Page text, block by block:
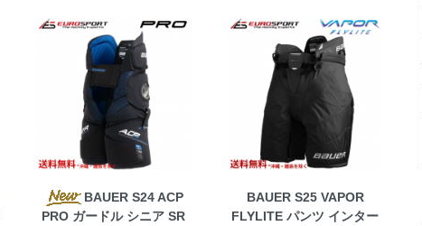
BAUER S24 ACP
PRO ガードル シニア SR
BAUER S25 VAPOR
FLYLITE パンツ インター